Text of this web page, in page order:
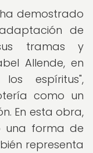
demostrado
de
tramas y
Allende, en
espíritus",
como un
En esta obra,
una forma de
representa